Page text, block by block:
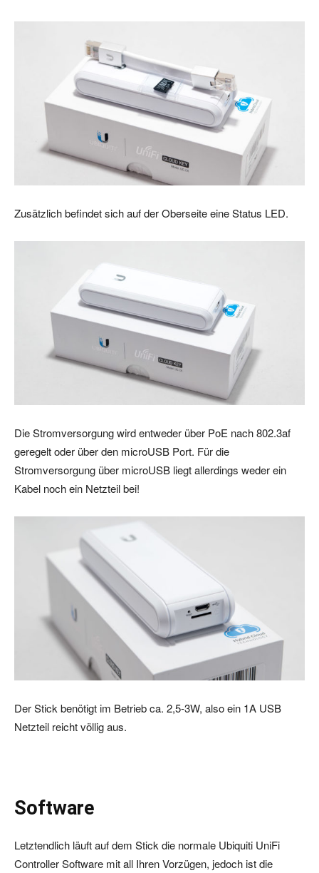
Zusätzlich befindet sich auf der Oberseite eine Status LED.
Die Stromversorgung wird entweder über PoE nach 802.3af
geregelt oder über den microUSB Port. Für die
Stromversorgung über microUSB liegt allerdings weder ein
Kabel noch ein Netzteil bei!
Der Stick benötigt im Betrieb ca. 2,5-3W, also ein 1A USB
Netzteil reicht völlig aus.
Software
Letztendlich läuft auf dem Stick die normale Ubiquiti UniFi
Controller Software mit all Ihren Vorzügen, jedoch ist die